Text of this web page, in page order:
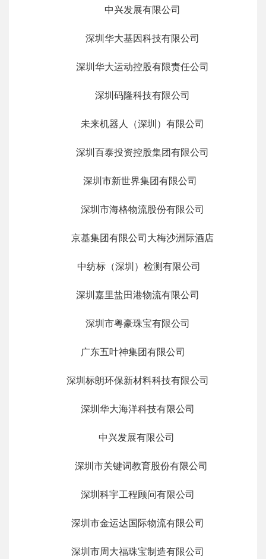
中兴发展有限公司
深圳华大基因科技有限公司
深圳华大运动控股有限责任公司
深圳码隆科技有限公司
未来机器人（深圳）有限公司
深圳百泰投资控股集团有限公司
深圳市新世界集团有限公司
深圳市海格物流股份有限公司
京基集团有限公司大梅沙洲际酒店
中纺标（深圳）检测有限公司
深圳嘉里盐田港物流有限公司
深圳市粤豪珠宝有限公司
广东五叶神集团有限公司
深圳标朗环保新材料科技有限公司
深圳华大海洋科技有限公司
中兴发展有限公司
深圳市关键词教育股份有限公司
深圳科宇工程顾问有限公司
深圳市金运达国际物流有限公司
深圳市周大福珠宝制造有限公司